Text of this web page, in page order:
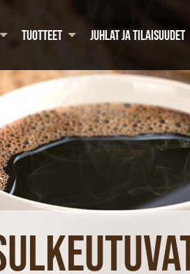
TUOTTEET JUHLAT JA TILAISUUDET